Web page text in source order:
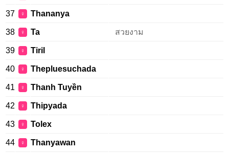
37 ♀ Thananya
38 ♀ Ta สวยงาม
39 ♀ Tiril
40 ♀ Thepluesuchada
41 ♀ Thanh Tuyền
42 ♀ Thipyada
43 ♀ Tolex
44 ♀ Thanyawan